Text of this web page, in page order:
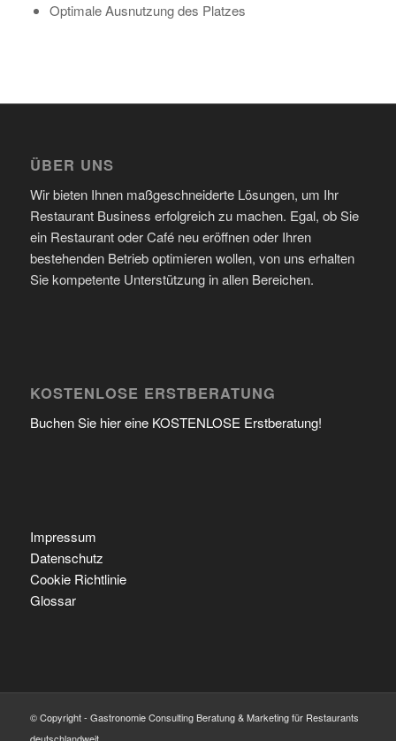
Optimale Ausnutzung des Platzes
ÜBER UNS
Wir bieten Ihnen maßgeschneiderte Lösungen, um Ihr
Restaurant Business erfolgreich zu machen. Egal, ob Sie
ein Restaurant oder Café neu eröffnen oder Ihren
bestehenden Betrieb optimieren wollen, von uns erhalten
Sie kompetente Unterstützung in allen Bereichen.
KOSTENLOSE ERSTBERATUNG
Buchen Sie hier eine KOSTENLOSE Erstberatung!
Impressum
Datenschutz
Cookie Richtlinie
Glossar
© Copyright - Gastronomie Consulting Beratung & Marketing für Restaurants
deutschlandweit